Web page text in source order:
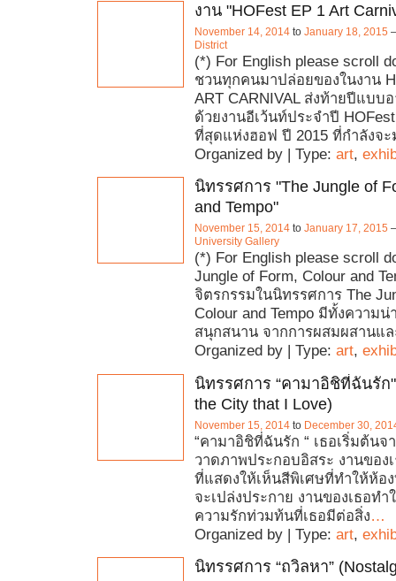
งาน "HOFest EP 1 Art
November 14, 2014 to January 18, 2015
District
(*) For English please scroll
ชวนทุกคนมาปล่อยของในงาน
ART CARNIVAL ส่งท้ายปีแบบ
ด้วยงานอีเว้นท์ประจำปี
ที่สุดแห่งฮอฟ ปี 2015 ที่กำลังจะ
Organized by | Type: art,
นิทรรศการ "The Jungle of
and Tempo"
November 15, 2014 to January 17, 2015
University Gallery
(*) For English please scroll
Jungle of Form, Colour and
จิตรกรรมในนิทรรศการ The
Colour and Tempo มีทั้งความ
สนุกสนาน จากการผสมผสานแ
Organized by | Type: art,
นิทรรศการ “คามาอิชิที่ฉันรัก
the City that I Love)
November 15, 2014 to December 30,
“คามาอิชิที่ฉันรัก “ เธอเริ่มต้นจ
วาดภาพประกอบอิสระ งานของ
ที่แสดงให้เห็นสีพิเศษที่ทําให้ห้อ
จะเปล่งประกาย งานของเธอทํา
ความรักท่วมท้นที่เธอมีต่อสิ่ง…
Organized by | Type: art,
นิทรรศการ “ถวิลหา”